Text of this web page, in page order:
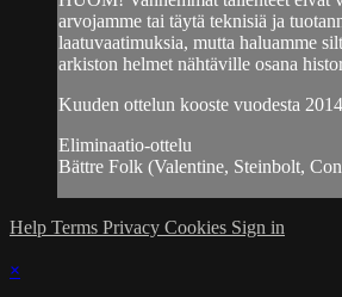
arvojamme tai täytä teknisiä ja
laatuvaatimuksia, mutta haluamme
arkiston helmet nähtäville osana
Kuuden ottelun kooste vuodesta
Eliminaatio-ottelu
Bättre Folk (Valentine, Steinbolt,
Help Terms Privacy Cookies Sign in
×